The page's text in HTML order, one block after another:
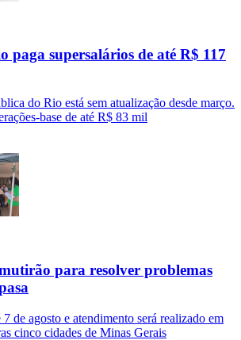
paga supersalários de até R$ 117
do Rio está sem atualização desde março.
base de até R$ 83 mil
para resolver problemas
de agosto e atendimento será realizado em
cinco cidades de Minas Gerais